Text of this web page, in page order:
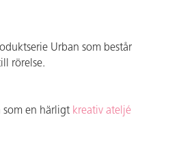
Urban som består
rörelse.
som en härligt kreativ ateljé